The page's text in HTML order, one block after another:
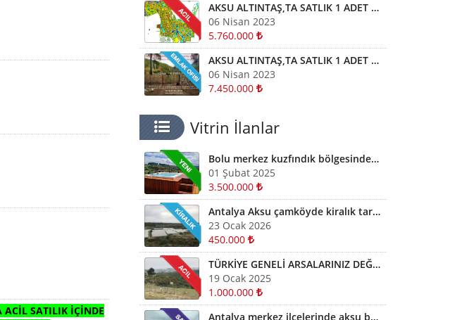
ACİL SATILIK İÇİNDE
AKSU ALTINTAŞ,TA SATLIK 1 ADET PARSEL TOPLAMI 320 M2 İMARLI ARSA KELEPİR ARSA
06 Nisan 2023
5.760.000
AKSU ALTINTAŞ,TA SATLIK 1 ADET PARSEL TOPLAMI 340 M2 İMARLI ARSA KELEPİR
06 Nisan 2023
7.450.000
Vitrin İlanlar
Bolu merkez kuzfındık bölgesinde satılık Devremülk kira garantili
01 Şubat 2025
3.500.000
Antalya Aksu çamköyde kiralık tarla ve depolar için bizi arayabilirsiniz
23 Ocak 2026
450.000
TÜRKİYE GENELİ ARSALARINIZ DEĞERİNDE ALINIR SATILIR TAKAS EDİLİR ARAYIN YARDIMCI OLALIM
19 Ocak 2025
1.000.000
Antalya merkez ilçelerinde aksu başta diğer ilçelerde satılık imarlı müstail tapulu arsa